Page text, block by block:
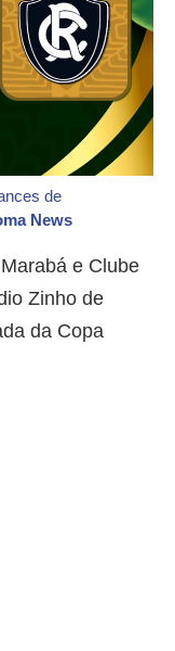
de
News
e Clube
Zinho de
da Copa